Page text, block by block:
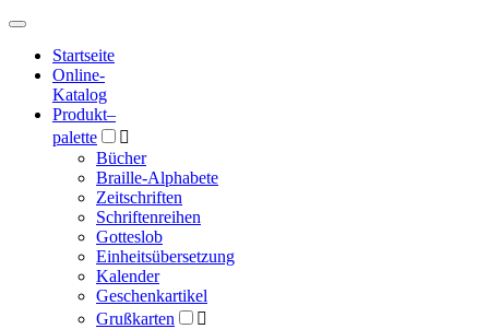
Hauptmenü
Hauptmenü
Startseite
Online-
Katalog
Produkt–
palette

Bücher
Braille-Alphabete
Zeitschriften
Schriftenreihen
Gotteslob
Einheitsübersetzung
Kalender
Geschenkartikel
Grußkarten
